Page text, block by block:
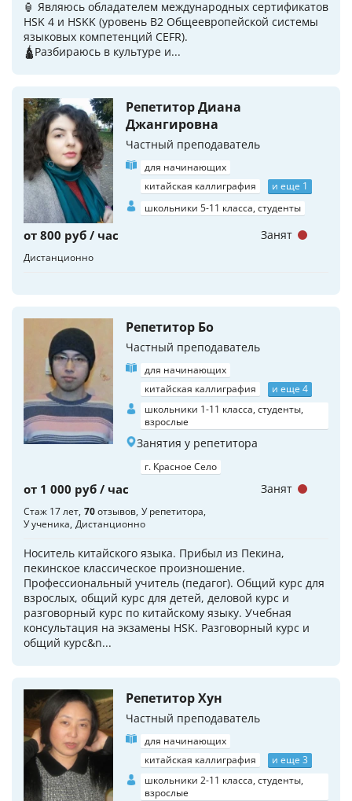
🏮 Являюсь обладателем международных сертификатов
HSK 4 и HSKK (уровень B2 Общеевропейской системы
языковых компетенций CEFR).
🛕Разбираюсь в культуре и...
Репетитор Диана
Джангировна
Частный преподаватель
для начинающих
китайская каллиграфия
и еще 1
школьники 5-11 класса, студенты
от 800 руб / час
Дистанционно
Занят
Репетитор Бо
Частный преподаватель
для начинающих
китайская каллиграфия
и еще 4
школьники 1-11 класса, студенты,
взрослые
Занятия у репетитора
г. Красное Село
от 1 000 руб / час
Стаж 17 лет 70отзывов У репетитора
У ученика Дистанционно
Носитель китайского языка. Прибыл из Пекина,
пекинское классическое произношение.
Профессиональный учитель (педагог). Общий курс для
взрослых, общий курс для детей, деловой курс и
разговорный курс по китайскому языку. Учебная
консультация на экзамены HSK. Разговорный курс и
общий курс&n...
Занят
Репетитор Хун
Частный преподаватель
для начинающих
китайская каллиграфия
и еще 3
школьники 2-11 класса, студенты,
взрослые